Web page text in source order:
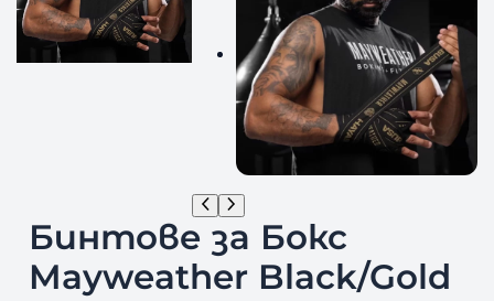
Бинтове за Бокс
Mayweather Black/Gold